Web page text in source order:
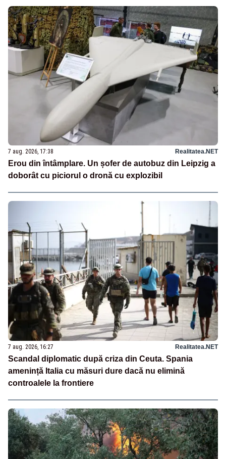
7 aug. 2026, 17:38 Realitatea.NET
Erou din întâmplare. Un șofer de autobuz din Leipzig a
doborât cu piciorul o dronă cu explozibil
7 aug. 2026, 16:27 Realitatea.NET
Scandal diplomatic după criza din Ceuta. Spania
amenință Italia cu măsuri dure dacă nu elimină
controalele la frontiere